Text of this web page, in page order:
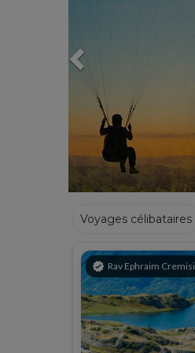
Voyages célibataires
Hiver
verified Rav Ephraim Cremisi